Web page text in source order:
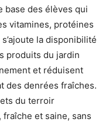
base des élèves qui
vitamines, protéines
la disponibilité
produits du jardin
et réduisent
des denrées fraîches.
du terroir
et saine, sans